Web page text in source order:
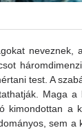
neveznek,
test. A
Maga
a
sem a